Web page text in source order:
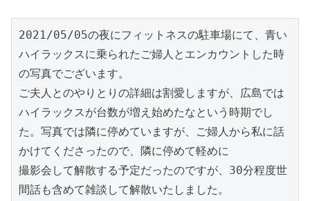
2021/05/05の夜にフィットネスの駐車場にて、青い
ハイラックスに乗られたご婦人とエンカウントした時
の写真でございます。
ご夫人とのやりとりの詳細は割愛しますが、広島では
ハイラックスが台数が増え始めたなという時期でし
た。写真では隣に停めていますが、ご婦人から私に話
かけてくださったので、隣に停めて軽めに
撮影会して解散する予定だったのですが、30分程度世
間話も含めて雑談して解散いたしました。